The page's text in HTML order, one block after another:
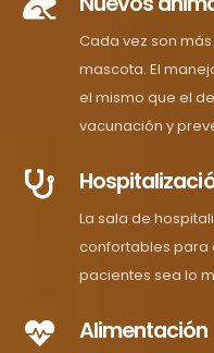
Cada vez son
mascota. El
el mismo que el
vacunación y
La sala de
confortables para
pacientes sea lo
Alimentación